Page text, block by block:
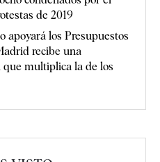
de 2019
apoyará los Presupuestos
recibe una
que multiplica la de los